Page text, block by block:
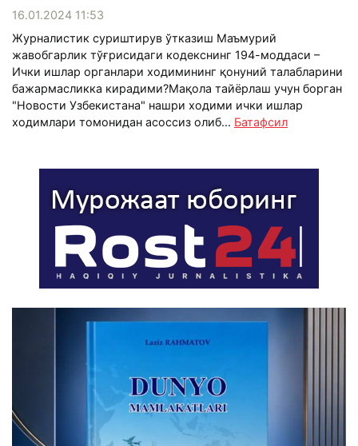
16.01.2024 11:53
Журналистик суриштирув ўтказиш Маъмурий
жавобгарлик тўғрисидаги кодекснинг 194-моддаси –
Ички ишлар органлари ходимининг қонуний талабларини
бажармасликка кирадими?Мақола тайёрлаш учун борган
"Новости Узбекистана" нашри ходими ички ишлар
ходимлари томонидан асоссиз олиб... Батафсил